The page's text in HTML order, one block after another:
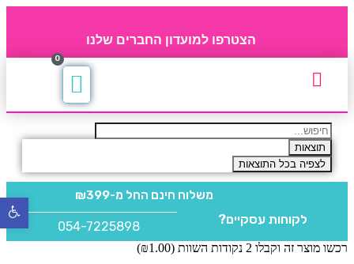
הצטרפו למועדון החברים שלנו
0
תוצאות
לצפיה בכל התוצאות
משלוח חינם החל מ-₪399
לקוחות עסקיים? 054-7225898
רכשו מוצר זה וקבלו 2 נקודות השוות ( ₪1.00
)
פתח